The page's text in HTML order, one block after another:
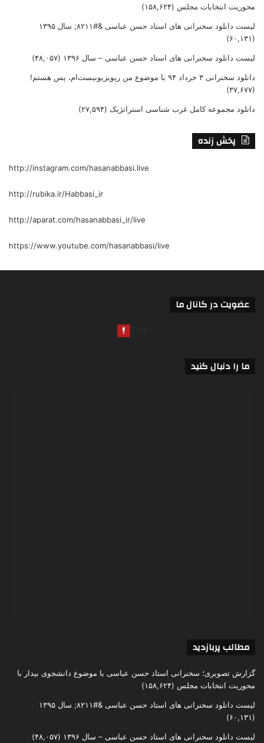
محوریت انتخابات مجلس (۱۵۸,۶۲۴)
لیست دانلود سخنرانی های استاد حسن عباسی &#۸۲۱۱; سال ۱۳۹۵
(۶۰,۱۳۱)
لیست دانلود سخنرانی های استاد حسن عباسی – سال ۱۳۹۶ (۴۸,۰۵۷)
دانلود سخنرانی ۳ خرداد ۹۴ با موضوع من ریویزیونیست‌ام، پس هستم!
(۳۷,۶۷۷)
دانلود مجموعه کامل غرب شناسی استراتژیک (۲۷,۵۹۴)
پخش زنده
http://instagram.com/hasanabbasi.live
http://rubika.ir/Habbasi_ir
http://aparat.com/hasanabbasi_ir/live
https://www.youtube.com/hasanabbasi/live
عضویت در کانال ما
ما را دنبال کنید
مطالب پربازدید
گزارش تصویری؛ سخنرانی استاد حسن عباسی با موضوع دانشجوی بیدار با
محوریت انتخابات مجلس (۱۵۸,۶۲۴)
لیست دانلود سخنرانی های استاد حسن عباسی &#۸۲۱۱; سال ۱۳۹۵
(۶۰,۱۳۱)
لیست دانلود سخنرانی های استاد حسن عباسی – سال ۱۳۹۶ (۴۸,۰۵۷)